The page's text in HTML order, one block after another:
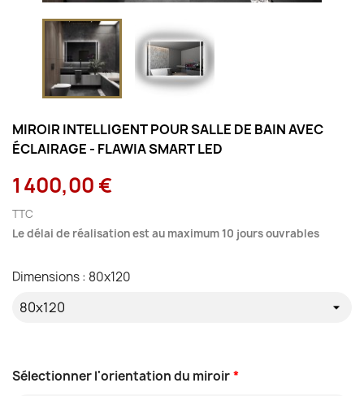
MIROIR INTELLIGENT POUR SALLE DE BAIN AVEC
ÉCLAIRAGE - FLAWIA SMART LED
1 400,00 €
TTC
Le délai de réalisation est au maximum 10 jours ouvrables
*
Sélectionner l'orientation du miroir
Dimensions : 80x120